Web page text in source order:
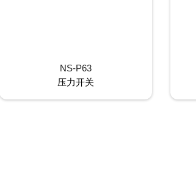
NS-P63
压力开关